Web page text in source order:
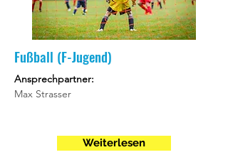
Fußball (F-Jugend)
Ansprechpartner:
Max Strasser
Weiterlesen